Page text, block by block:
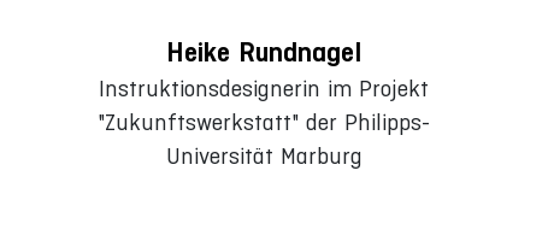
Heike Rundnagel
Instruktionsdesignerin im Projekt
"Zukunftswerkstatt" der Philipps-
Universität Marburg